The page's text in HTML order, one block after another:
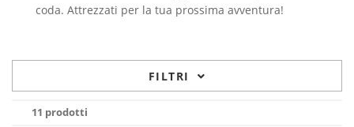
coda. Attrezzati per la tua prossima avventura!
FILTRI
11 prodotti